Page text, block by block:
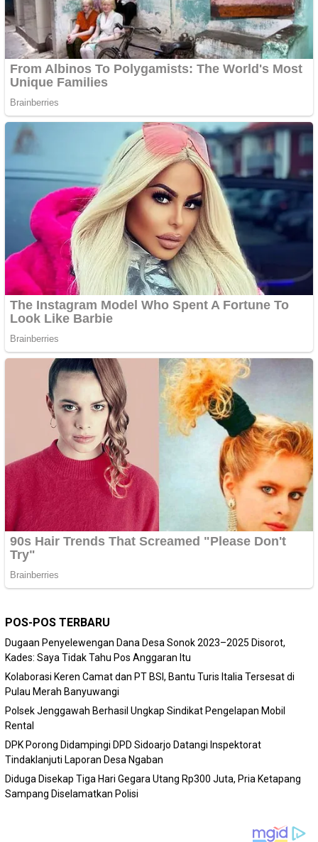
POS-POS TERBARU
Dugaan Penyelewengan Dana Desa Sonok 2023–2025 Disorot,
Kades: Saya Tidak Tahu Pos Anggaran Itu
Kolaborasi Keren Camat dan PT BSI, Bantu Turis Italia Tersesat di
Pulau Merah Banyuwangi
Polsek Jenggawah Berhasil Ungkap Sindikat Pengelapan Mobil
Rental
DPK Porong Didampingi DPD Sidoarjo Datangi Inspektorat
Tindaklanjuti Laporan Desa Ngaban
Diduga Disekap Tiga Hari Gegara Utang Rp300 Juta, Pria Ketapang
Sampang Diselamatkan Polisi